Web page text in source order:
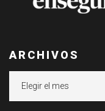
ARCHIVOS